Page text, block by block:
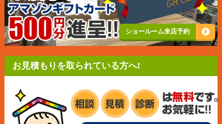
ショールーム来店予約
お見積もりを取られている方へ!